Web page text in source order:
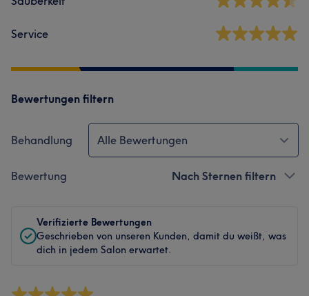
Service
Bewertungen filtern
Behandlung Alle Bewertungen
Bewertung Nach Sternen filtern
Verifizierte Bewertungen
Geschrieben von unseren Kunden, damit du weißt, was
dich in jedem Salon erwartet.